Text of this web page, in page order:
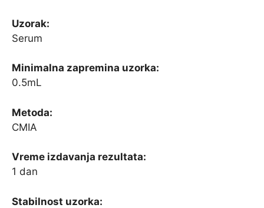
Uzorak:
Serum
Minimalna zapremina uzorka:
0.5mL
Metoda:
CMIA
Vreme izdavanja rezultata:
1 dan
Stabilnost uzorka: